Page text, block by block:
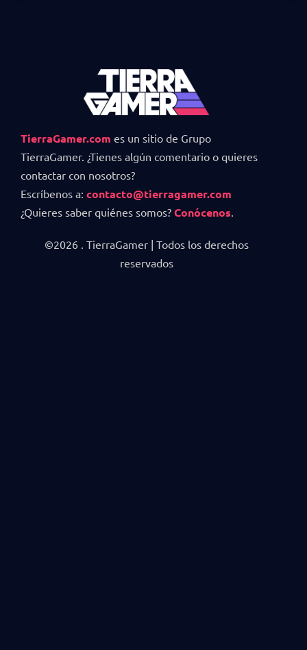
TierraGamer.com es un sitio de Grupo
TierraGamer. ¿Tienes algún comentario o quieres
contactar con nosotros?
Escríbenos a: contacto@tierragamer.com
¿Quieres saber quiénes somos? Conócenos
©2026 . TierraGamer | Todos los derechos
reservados